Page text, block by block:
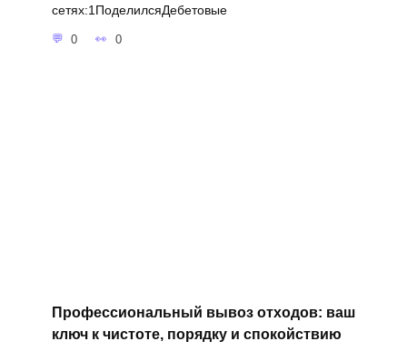
сетях:1ПоделилсяДебетовые
0 0
Профессиональный вывоз отходов: ваш
ключ к чистоте, порядку и спокойствию